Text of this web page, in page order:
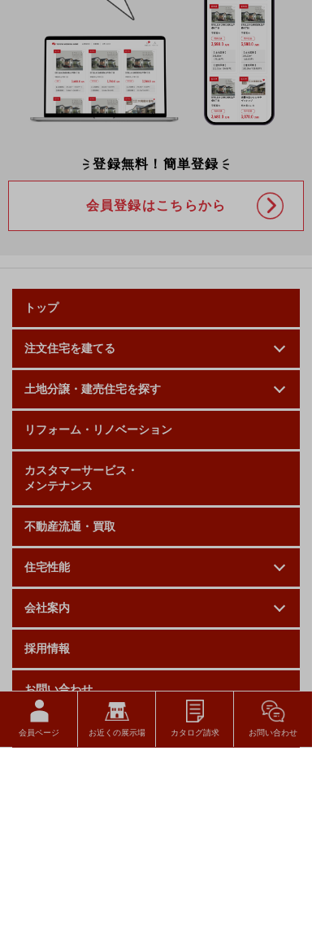
登録無料！簡単登録
会員登録はこちらから
トップ
注文住宅を建てる
土地分譲・建売住宅を探す
リフォーム・リノベーション
カスタマーサービス・
メンテナンス
不動産流通・買取
住宅性能
会社案内
採用情報
お問い合わせ
ログイン
会員ページ お近くの展示場 カタログ請求 お問い合わせ